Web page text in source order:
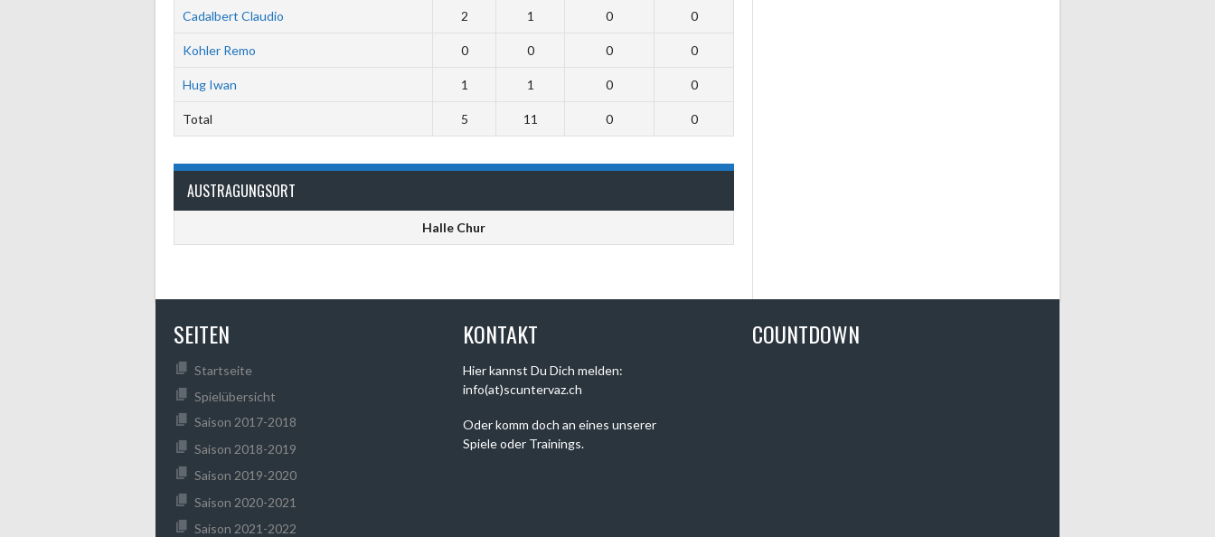
Cadalbert Claudio 2 1 0 0
Kohler Remo 0 0 0 0
Hug Iwan 1 1 0 0
Total 5 11 0 0
AUSTRAGUNGSORT
Halle Chur
SEITEN
Startseite
Spielübersicht
Saison 2017-2018
Saison 2018-2019
Saison 2019-2020
Saison 2020-2021
Saison 2021-2022
KONTAKT
Hier kannst Du Dich melden:
info(at)scuntervaz.ch
Oder komm doch an eines unserer
Spiele oder Trainings.
COUNTDOWN